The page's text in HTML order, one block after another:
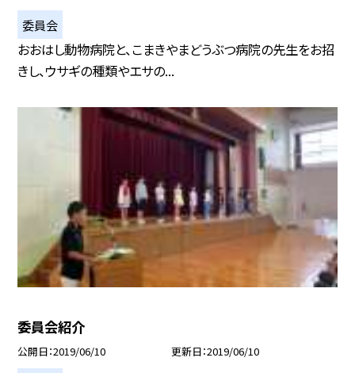
委員会
おおはし動物病院と、こまきやまどうぶつ病院の先生をお招
きし、ウサギの種類やエサの...
委員会紹介
公開日 2019/06/10 更新日 2019/06/10